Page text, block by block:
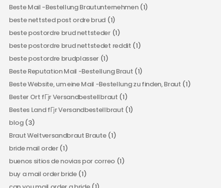
Beste Mail -Bestellung Brautunternehmen(1)
beste nettsted post ordre brud (1)
beste postordre brud nettsteder(1)
beste postordre brud nettstedet reddit (1)
beste postordre brudplasser (1)
Beste Reputation Mail -Bestellung Braut (1)
Beste Website, um eine Mail -Bestellung zu finden, Braut (1)
Bester Ort fГјr Versandbestellbraut (1)
Bestes Land fГјr Versandbestellbraut (1)
blog(3)
Braut Weltversandbraut Braute(1)
bride mail order(1)
buenos sitios de novias por correo(1)
buy a mail order bride(1)